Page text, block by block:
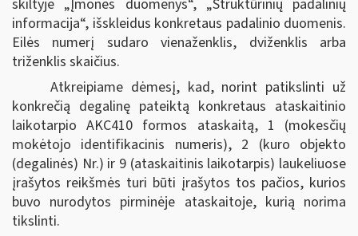
skiltyje „Įmonės duomenys“, „Struktūrinių padalinių
informacija“, išskleidus konkretaus padalinio duomenis.
Eilės numerį sudaro vienaženklis, dviženklis arba
triženklis skaičius.
Atkreipiame dėmesį, kad, norint patikslinti už
konkrečią degalinę pateiktą konkretaus ataskaitinio
laikotarpio AKC410 formos ataskaitą, 1 (mokesčių
mokėtojo identifikacinis numeris), 2 (kuro objekto
(degalinės) Nr.) ir 9 (ataskaitinis laikotarpis) laukeliuose
įrašytos reikšmės turi būti įrašytos tos pačios, kurios
buvo nurodytos pirminėje ataskaitoje, kurią norima
tikslinti.